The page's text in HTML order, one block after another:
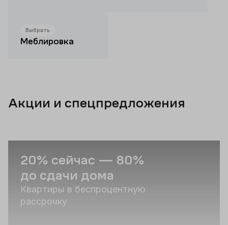
Выбрать
Меблировка
Акции и спецпредложения
20% сейчас — 80%
до сдачи дома
Квартиры в беспроцентную
рассрочку